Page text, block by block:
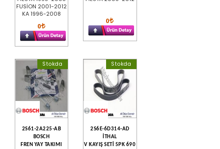
FUSİON 2001-2012
KA 1996-2008
0
0
Stokda
2S61-2A225-AB
BOSCH
FREN YAY TAKIMI
Stokda
2S6E-6D314-AD
İTHAL
V KAYIŞ SETİ 5PK 690